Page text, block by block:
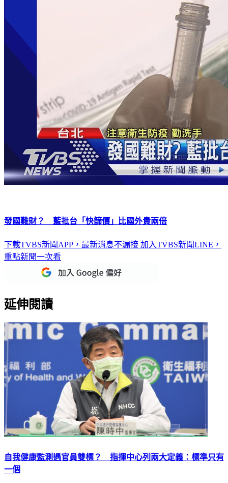
發國難財？ 藍批台「快篩價」比國外貴兩倍
下載TVBS新聞APP，最新消息不漏接 加入TVBS新聞LINE，
重點新聞一次看
延伸閱讀
自我健康監測遇官員雙標？ 指揮中心列兩大定義：標準只有
一個